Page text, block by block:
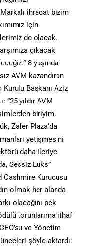
ihracat bizim
için
de olacak.
çıkacak
8 yaşında
AVM kazandıran
Kurulu Başkanı Aziz
“25 yıldır AVM
biriyim.
Zafer Plaza’da
yetişmesini
daha ileriye
Sessiz Lüks”
Cashmire Kurucusu
olmak her alanda
olacağını pek
torunlarıma ithaf
ve Yönetim
şöyle aktardı: